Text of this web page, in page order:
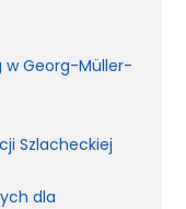
w Georg-Müller-
Szlacheckiej
dla